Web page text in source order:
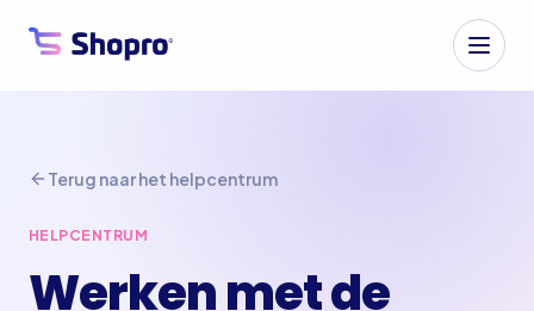
Terug naar het helpcentrum
HELPCENTRUM
Werken met de